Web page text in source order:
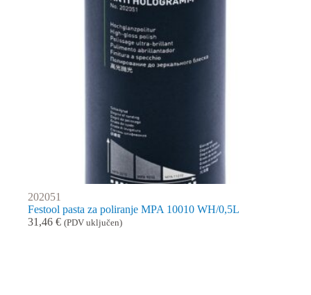
202051
Festool pasta za poliranje MPA 10010 WH/0,5L
31,46 € (PDV uključen)